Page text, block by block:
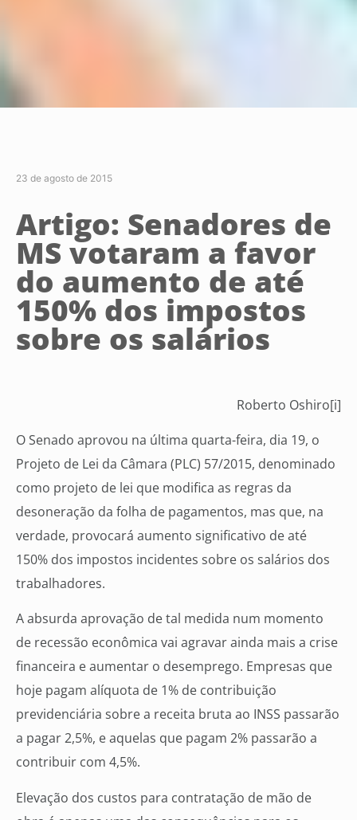
23 de agosto de 2015
Artigo: Senadores de
MS votaram a favor
do aumento de até
150% dos impostos
sobre os salários
Roberto Oshiro[i]
O Senado aprovou na última quarta-feira, dia 19, o
Projeto de Lei da Câmara (PLC) 57/2015, denominado
como projeto de lei que modifica as regras da
desoneração da folha de pagamentos, mas que, na
verdade, provocará aumento significativo de até
150% dos impostos incidentes sobre os salários dos
trabalhadores.
A absurda aprovação de tal medida num momento
de recessão econômica vai agravar ainda mais a crise
financeira e aumentar o desemprego. Empresas que
hoje pagam alíquota de 1% de contribuição
previdenciária sobre a receita bruta ao INSS passarão
a pagar 2,5%, e aquelas que pagam 2% passarão a
contribuir com 4,5%.
Elevação dos custos para contratação de mão de